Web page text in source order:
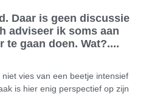
Daar is geen discussie
adviseer ik soms aan
te gaan doen. Wat?....
vies van een beetje intensief
is hier enig perspectief op zijn